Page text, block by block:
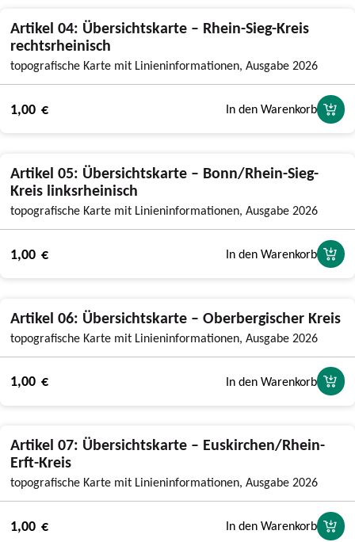
Artikel 04: Übersichtskarte – Rhein-Sieg-Kreis
rechtsrheinisch
topografische Karte mit Linieninformationen, Ausgabe 2026
1,00 € In den Warenkorb
Artikel 05: Übersichtskarte – Bonn/Rhein-Sieg-
Kreis linksrheinisch
topografische Karte mit Linieninformationen, Ausgabe 2026
1,00 € In den Warenkorb
Artikel 06: Übersichtskarte – Oberbergischer Kreis
topografische Karte mit Linieninformationen, Ausgabe 2026
1,00 € In den Warenkorb
Artikel 07: Übersichtskarte – Euskirchen/Rhein-
Erft-Kreis
topografische Karte mit Linieninformationen, Ausgabe 2026
1,00 € In den Warenkorb